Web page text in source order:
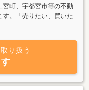
宮町、宇都宮市等の不動
す。「売りたい、買いた
ＩＹＡＭＡにお任せく
にはない、きめ細かな
お気軽にお問い合わ
ます。
り扱う